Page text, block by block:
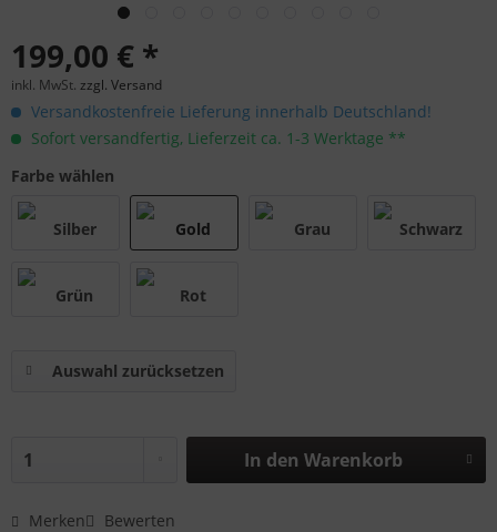
199,00 € *
inkl. MwSt. zzgl. Versand
Versandkostenfreie Lieferung innerhalb Deutschland!
Sofort versandfertig, Lieferzeit ca. 1-3 Werktage **
Farbe wählen
Auswahl zurücksetzen
In den Warenkorb
Merken Bewerten